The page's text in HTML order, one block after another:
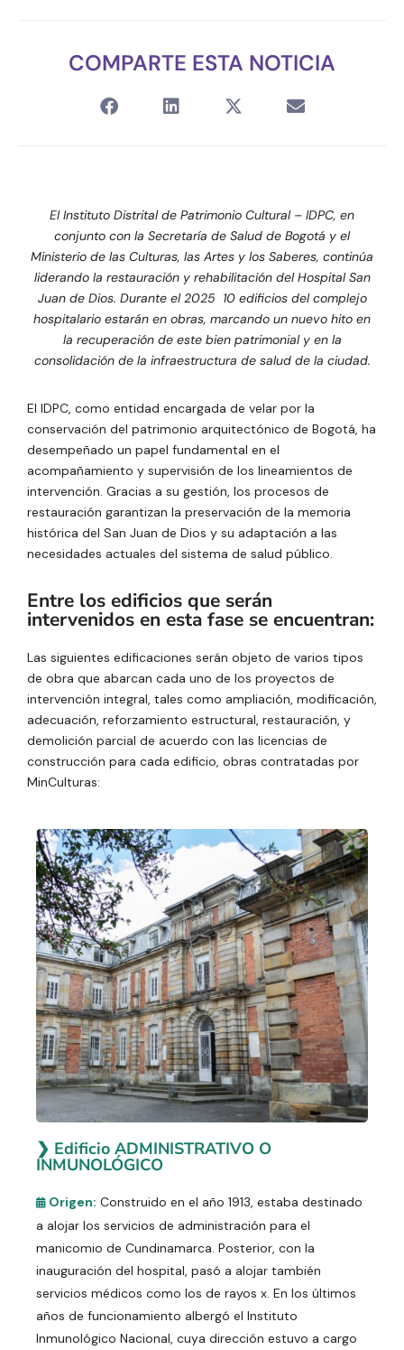
COMPARTE ESTA NOTICIA
El Instituto Distrital de Patrimonio Cultural – IDPC, en
conjunto con la Secretaría de Salud de Bogotá y el
Ministerio de las Culturas, las Artes y los Saberes, continúa
liderando la restauración y rehabilitación del Hospital San
Juan de Dios. Durante el 2025 10 edificios del complejo
hospitalario estarán en obras, marcando un nuevo hito en
la recuperación de este bien patrimonial y en la
consolidación de la infraestructura de salud de la ciudad.
El IDPC, como entidad encargada de velar por la
conservación del patrimonio arquitectónico de Bogotá, ha
desempeñado un papel fundamental en el
acompañamiento y supervisión de los lineamientos de
intervención. Gracias a su gestión, los procesos de
restauración garantizan la preservación de la memoria
histórica del San Juan de Dios y su adaptación a las
necesidades actuales del sistema de salud público.
Entre los edificios que serán
intervenidos en esta fase se encuentran:
Las siguientes edificaciones serán objeto de varios tipos
de obra que abarcan cada uno de los proyectos de
intervención integral, tales como ampliación, modificación,
adecuación, reforzamiento estructural, restauración, y
demolición parcial de acuerdo con las licencias de
construcción para cada edificio, obras contratadas por
MinCulturas:
❯ Edificio ADMINISTRATIVO O
INMUNOLÓGICO
Origen: Construido en el año 1913, estaba destinado
a alojar los servicios de administración para el
manicomio de Cundinamarca. Posterior, con la
inauguración del hospital, pasó a alojar también
servicios médicos como los de rayos x. En los últimos
años de funcionamiento albergó el Instituto
Inmunológico Nacional, cuya dirección estuvo a cargo